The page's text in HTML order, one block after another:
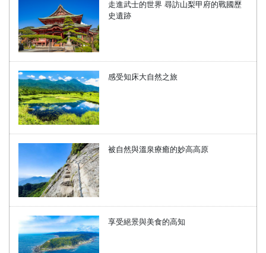
走進武士的世界 尋訪山梨甲府的戰國歷
史遺跡
感受知床大自然之旅
被自然與溫泉療癒的妙高高原
享受絕景與美食的高知